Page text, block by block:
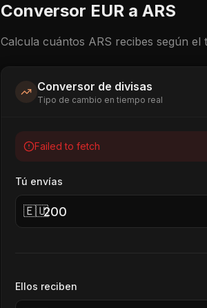
Conversor EUR a ARS
Calcula cuántos ARS recibes según el
Conversor de divisas
Tipo de cambio en tiempo real
Failed to fetch
Tú envías
🇪🇺
Ellos reciben